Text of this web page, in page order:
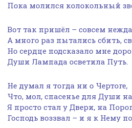
Пока молился колокольный
Вот так пришёл – совсем
А много раз пытались сбить,
Но сердце подсказало мне
Души Лампада осветила Путь.
Не думал я тогда ни о Чертоге,
Что, мол, спасенье для Души
Я просто стал у Двери, на
Господь воззвал – и я к Нему